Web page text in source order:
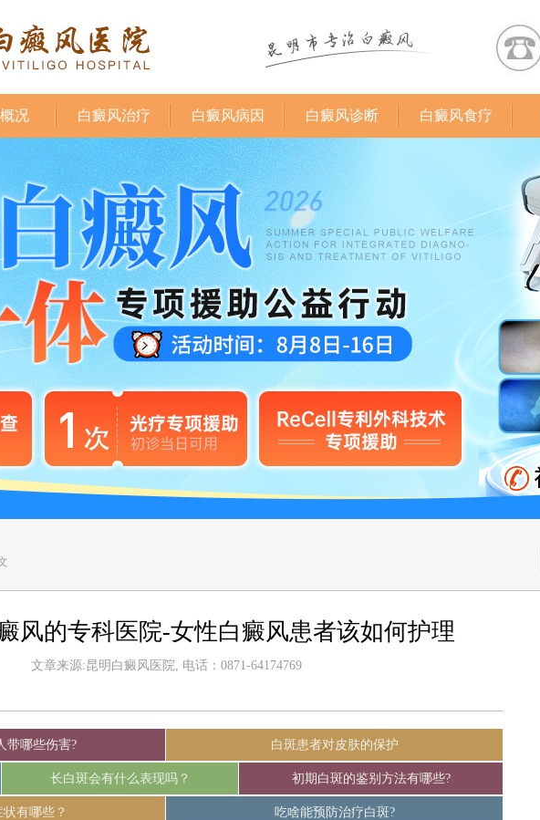
况 白癜风治疗 白癜风病因 白癜风诊断 白癜风食疗
风的专科医院-女性白癜风患者该如何护理
文章来源:昆明白癜风医院, 电话：0871-64174769
带哪些伤害? 白斑患者对皮肤的保护
长白斑会有什么表现吗？ 初期白斑的鉴别方法有哪些?
有哪些？ 吃啥能预防治疗白斑?